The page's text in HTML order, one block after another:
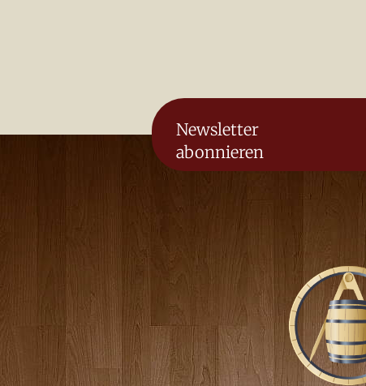
Newsletter
abonnieren